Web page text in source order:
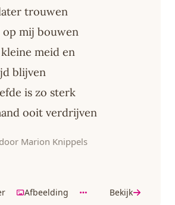
trouwen
mij bouwen
meid en
blijven
is zo sterk
ooit verdrijven
Marion Knippels
Afbeelding Bekijk